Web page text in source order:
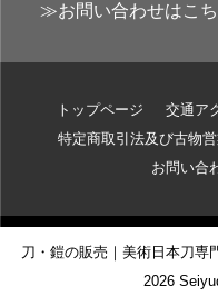
≫お問い合わせはこ
トップページ 交通ア
特定商取引法及び古物
お問い合
刀・鎧の販売｜美術日本刀
2026